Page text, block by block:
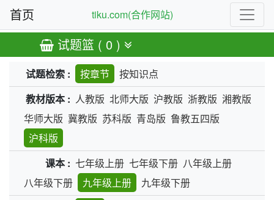
首页 tiku.com(合作网站)
试题篮 ( 0 )
试题检索 : 按章节
按知识点
教材版本 : 人教版 北师大版 沪教版 浙教版 湘教版
华师大版 冀教版 苏科版 青岛版 鲁教五四版
沪科版
课本 : 七年级上册 七年级下册 八年级上册
八年级下册
九年级上册
九年级下册